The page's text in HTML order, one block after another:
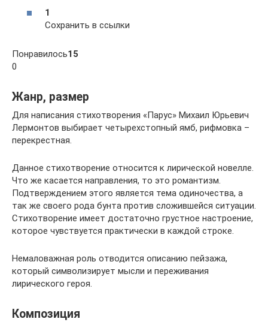
1
Сохранить в ссылки
Понравилось15
0
Жанр, размер
Для написания стихотворения «Парус» Михаил Юрьевич
Лермонтов выбирает четырехстопный ямб, рифмовка –
перекрестная.
Данное стихотворение относится к лирической новелле.
Что же касается направления, то это романтизм.
Подтверждением этого является тема одиночества, а
так же своего рода бунта против сложившейся ситуации.
Стихотворение имеет достаточно грустное настроение,
которое чувствуется практически в каждой строке.
Немаловажная роль отводится описанию пейзажа,
который символизирует мысли и переживания
лирического героя.
Композиция